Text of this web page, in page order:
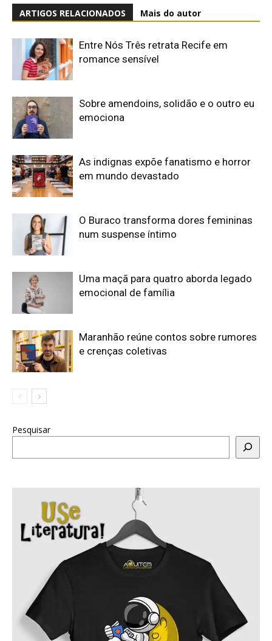
ARTIGOS RELACIONADOS Mais do autor
Entre Nós Três retrata Recife em
romance sensível
Sobre amendoins, solidão e o outro eu
emociona
As indignas expõe fanatismo e horror
em mundo devastado
O Buraco transforma dores femininas
num suspense íntimo
Uma maçã para quatro aborda legado
emocional de família
Maranhão reúne contos sobre rumores
e crenças coletivas
Pesquisar